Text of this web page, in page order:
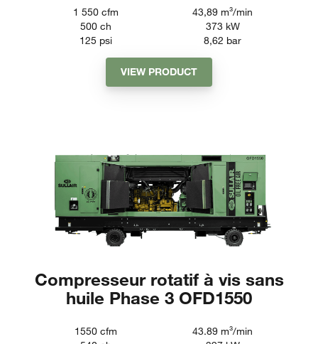
1 550 cfm 43,89 m³/min
500 ch 373 kW
125 psi 8,62 bar
VIEW PRODUCT
Compresseur rotatif à vis sans
huile Phase 3 OFD1550
1550 cfm 43.89 m³/min